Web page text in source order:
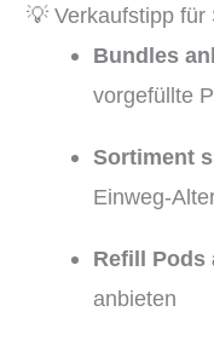
💡 Verkaufstipp
Bundles
vorgefüllte
Sortiment
Einweg-
Refill Pods
anbieten